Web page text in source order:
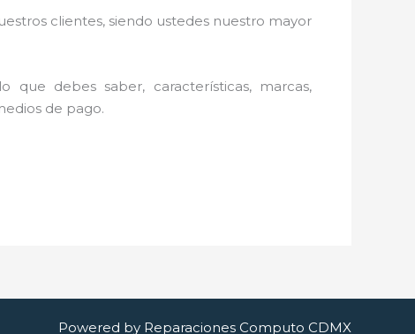
clientes, siendo ustedes nuestro mayor
debes saber, características, marcas,
de pago.
Powered by Reparaciones Computo CDMX